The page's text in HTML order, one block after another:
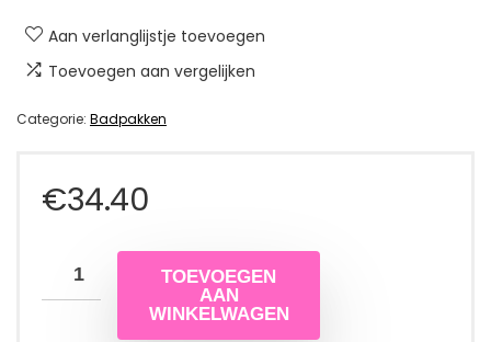
Aan verlanglijstje toevoegen
Toevoegen aan vergelijken
Categorie: Badpakken
€34.40
TOEVOEGEN
AAN
WINKELWAGEN